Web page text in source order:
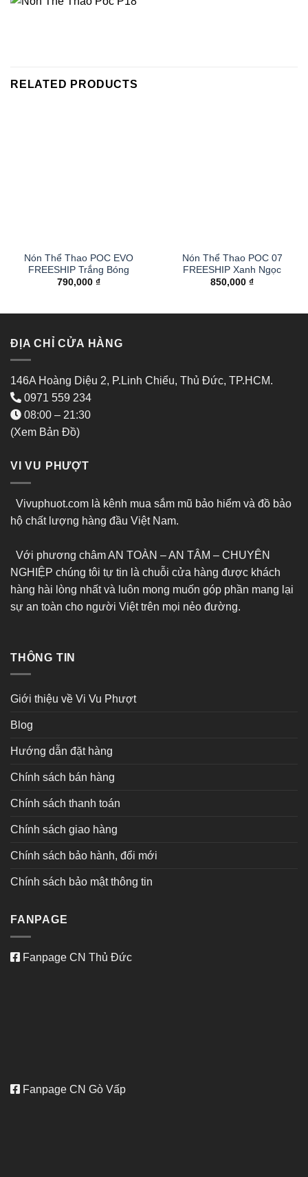
RELATED PRODUCTS
Nón Thể Thao POC EVO
FREESHIP Trắng Bóng
790,000 ₫
Nón Thể Thao POC 07
FREESHIP Xanh Ngọc
850,000 ₫
ĐỊA CHỈ CỬA HÀNG
146A Hoàng Diệu 2, P.Linh Chiểu, Thủ Đức, TP.HCM.
0971 559 234
08:00 – 21:30
(Xem Bản Đồ)
VI VU PHƯỢT
Vivuphuot.com là kênh mua sắm mũ bảo hiểm và đồ bảo
hộ chất lượng hàng đầu Việt Nam.
Với phương châm AN TOÀN – AN TÂM – CHUYÊN
NGHIỆP chúng tôi tự tin là chuỗi cửa hàng được khách
hàng hài lòng nhất và luôn mong muốn góp phần mang lại
sự an toàn cho người Việt trên mọi nẻo đường.
THÔNG TIN
Giới thiệu về Vi Vu Phượt
Blog
Hướng dẫn đặt hàng
Chính sách bán hàng
Chính sách thanh toán
Chính sách giao hàng
Chính sách bảo hành, đổi mới
Chính sách bảo mật thông tin
FANPAGE
Fanpage CN Thủ Đức
Fanpage CN Gò Vấp